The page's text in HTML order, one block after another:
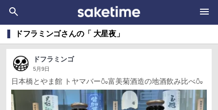
ドフラミンゴさんの「 大星夜」
ドフラミンゴ
5月9日
日本橋とやま館 トヤマバー🍶富美菊酒造の地酒飲み比べ🍶